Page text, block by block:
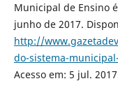
Municipal de Ensino
junho de 2017.
http://
do-sistema-
Acesso em: 5 jul.